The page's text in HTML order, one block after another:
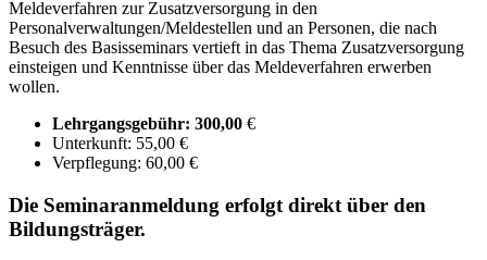
Meldeverfahren zur Zusatzversorgung in den
Personalverwaltungen/Meldestellen und an Personen, die nach
Besuch des Basisseminars vertieft in das Thema Zusatzversorgung
einsteigen und Kenntnisse über das Meldeverfahren erwerben
wollen.
Lehrgangsgebühr: 300,00 €
Unterkunft: 55,00 €
Verpflegung: 60,00 €
Die Seminaranmeldung erfolgt direkt über den
Bildungsträger.